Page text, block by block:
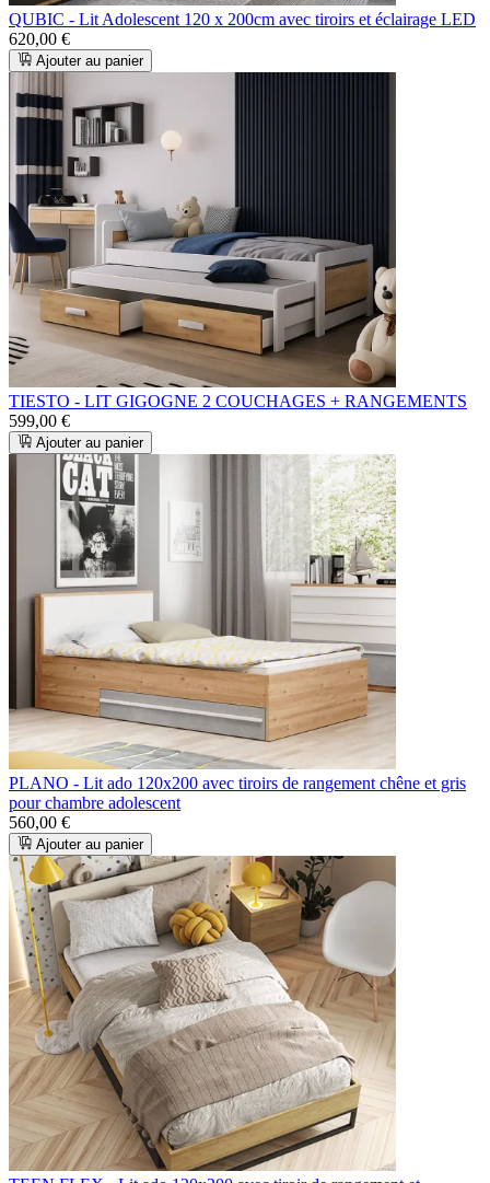
QUBIC - Lit Adolescent 120 x 200cm avec tiroirs et éclairage LED
620,00 €
Ajouter au panier
TIESTO - LIT GIGOGNE 2 COUCHAGES + RANGEMENTS
599,00 €
Ajouter au panier
PLANO - Lit ado 120x200 avec tiroirs de rangement chêne et gris
pour chambre adolescent
560,00 €
Ajouter au panier